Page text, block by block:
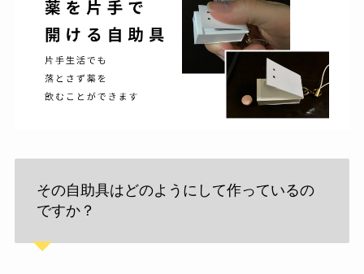
その自助具はどのようにして作っているの
ですか？